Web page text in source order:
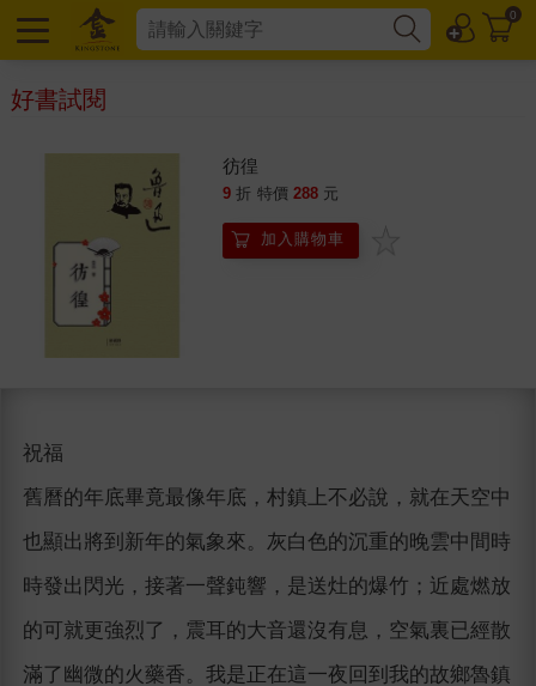
0
好書試閱
彷徨
9 折 特價 288 元
加入購物車
祝福
舊曆的年底畢竟最像年底，村鎮上不必說，就在天空中
也顯出將到新年的氣象來。灰白色的沉重的晚雲中間時
時發出閃光，接著一聲鈍響，是送灶的爆竹；近處燃放
的可就更強烈了，震耳的大音還沒有息，空氣裏已經散
滿了幽微的火藥香。我是正在這一夜回到我的故鄉魯鎮